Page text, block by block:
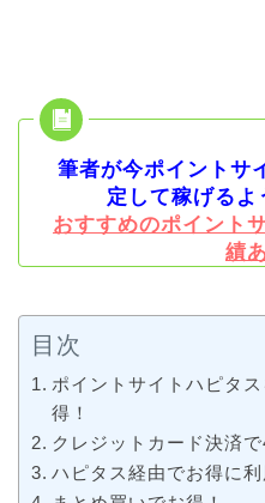
筆者が今ポイントサ
定して稼げるよ
おすすめのポイント
績
目次
ポイントサイトハピタ
得！
クレジットカード決済で
ハピタス経由でお得に